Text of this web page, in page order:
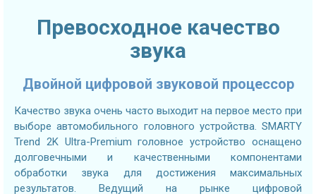
Превосходное качество
звука
Двойной цифровой звуковой процессор
Качество звука очень часто выходит на первое место при
выборе автомобильного головного устройства. SMARTY
Trend 2K Ultra-Premium головное устройство оснащено
долговечными и качественными компонентами
обработки звука для достижения максимальных
результатов. Ведущий на рынке цифровой